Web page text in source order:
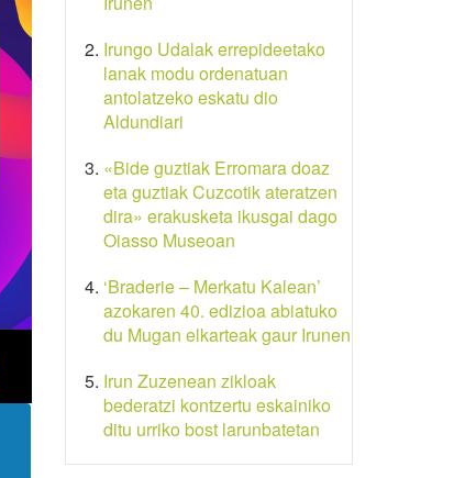
Irungo Udalak errepideetako
lanak modu ordenatuan
antolatzeko eskatu dio
Aldundiari
«Bide guztiak Erromara doaz
eta guztiak Cuzcotik ateratzen
dira» erakusketa ikusgai dago
Oiasso Museoan
‘Braderie – Merkatu Kalean’
azokaren 40. edizioa abiatuko
du Mugan elkarteak gaur Irunen
Irun Zuzenean zikloak
bederatzi kontzertu eskainiko
ditu urriko bost larunbatetan